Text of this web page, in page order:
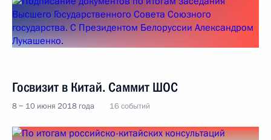
Госвизит в Китай. Саммит ШОС
8 − 10 июня 2018 года 16 событий